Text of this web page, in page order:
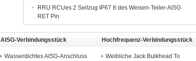
RRU RCUes 2 Seilzug IP67 8 des Weisen-Teiler-AISG
RET Pin
AISG-Verbindungsstück
Wasserdichtes AISG-Anschluss
Hochfrequenz-Verbindungsstück
Weibliche Jack Bulkhead To